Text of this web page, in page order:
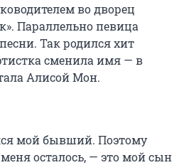
во дворец
Параллельно певица
Так родился хит
сменила имя — в
Алисой Мон.
мой бывший. Поэтому
осталось, — это мой сын